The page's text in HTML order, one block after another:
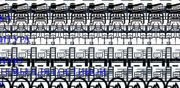
ДЛЯ ГОСТИНОЙ